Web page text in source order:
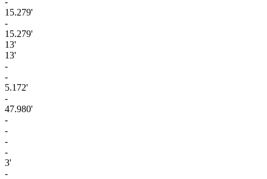
15.279'
-
15.279'
13'
13'
-
-
5.172'
-
47.980'
-
-
-
-
3'
-